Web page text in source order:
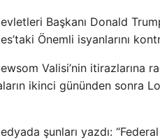
Başkanı Donald
Önemli isyanlarını
Valisi’nin
ikinci gününden sonra
şunları yazdı: